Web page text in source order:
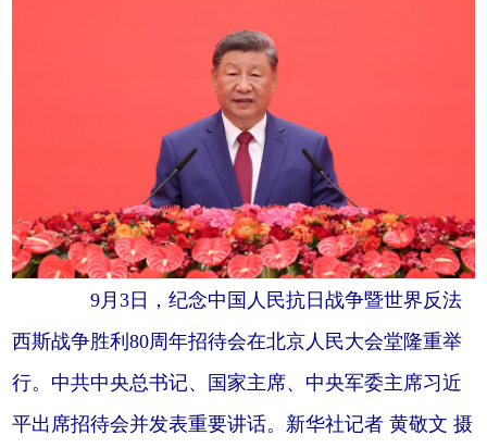
9月3日，纪念中国人民抗日战争暨世界反法
西斯战争胜利80周年招待会在北京人民大会堂隆重举
行。中共中央总书记、国家主席、中央军委主席习近
平出席招待会并发表重要讲话。新华社记者 黄敬文 摄